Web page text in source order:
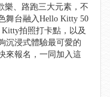
樂、路跑三大元素，不
舞台融入Hello Kitty 50
拍照打卡點，以及
沉浸式體驗最可愛的
來報名，一同加入這